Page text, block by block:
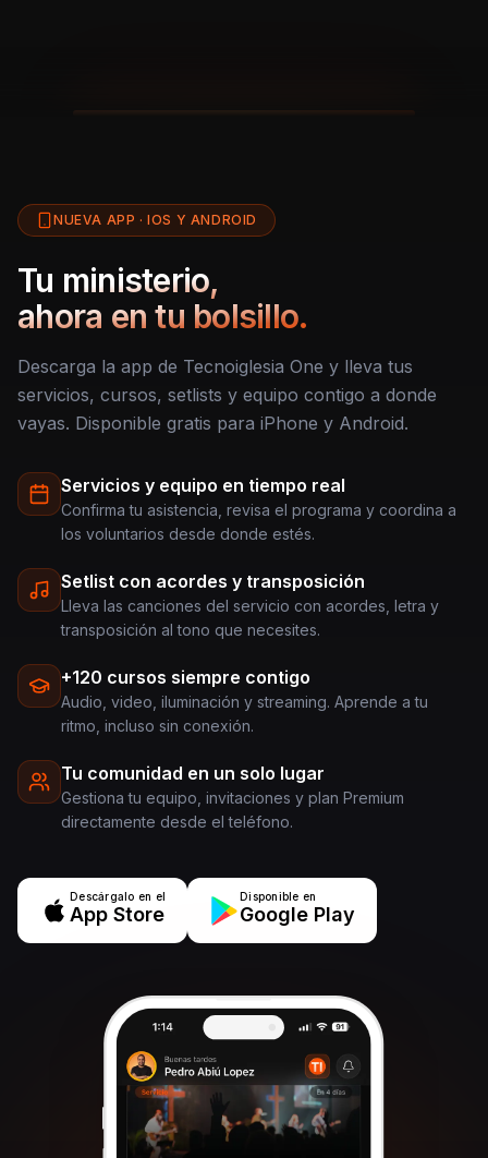
NUEVA APP · IOS Y ANDROID
Tu ministerio,
ahora en tu bolsillo.
Descarga la app de Tecnoiglesia One y lleva tus
servicios, cursos, setlists y equipo contigo a donde
vayas. Disponible gratis para iPhone y Android.
Servicios y equipo en tiempo real
Confirma tu asistencia, revisa el programa y coordina a
los voluntarios desde donde estés.
Setlist con acordes y transposición
Lleva las canciones del servicio con acordes, letra y
transposición al tono que necesites.
+120 cursos siempre contigo
Audio, video, iluminación y streaming. Aprende a tu
ritmo, incluso sin conexión.
Tu comunidad en un solo lugar
Gestiona tu equipo, invitaciones y plan Premium
directamente desde el teléfono.
Descárgalo en el
App Store
Disponible en
Google Play